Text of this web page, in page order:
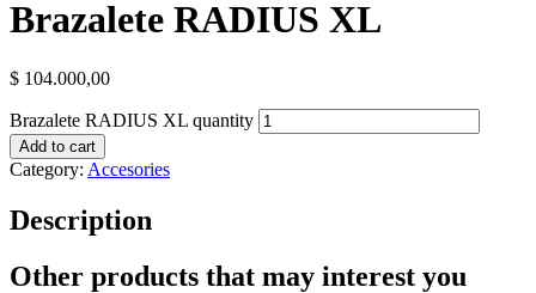
Brazalete RADIUS XL
$ 104.000,00
Brazalete RADIUS XL quantity
Add to cart
Category: Accesories
Description
Other products that may interest you